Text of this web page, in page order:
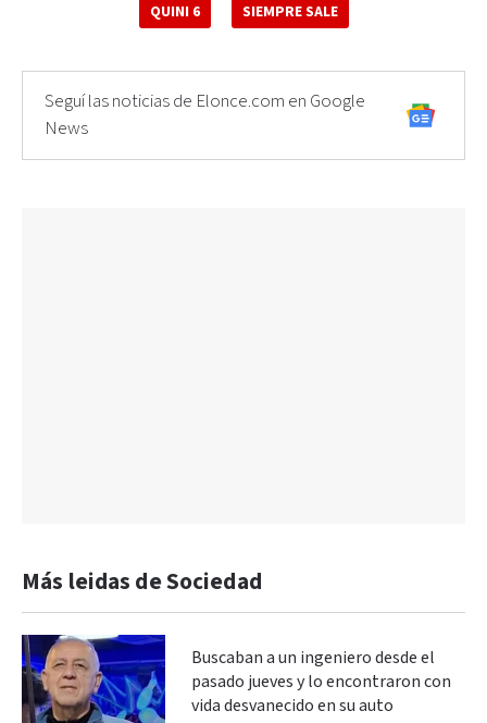
QUINI 6 SIEMPRE SALE
Seguí las noticias de Elonce.com en Google
News
Más leidas de Sociedad
Buscaban a un ingeniero desde el
pasado jueves y lo encontraron con
vida desvanecido en su auto